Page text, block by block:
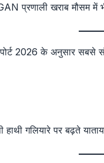
प्रणाली खराब मौसम में
2026 के अनुसार सबसे
गलियारे पर बढ़ते